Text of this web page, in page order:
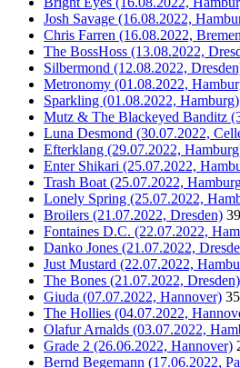
Josh Savage (16.08.2022,
Chris Farren (16.08.2022,
The BossHoss (13.08.2022,
Silbermond (12.08.2022,
Metronomy (01.08.2022,
Sparkling (01.08.2022, Hamburg)
Mutz & The Blackeyed Banditz
Luna Desmond (30.07.2022,
Efterklang (29.07.2022,
Enter Shikari (25.07.2022,
Trash Boat (25.07.2022,
Lonely Spring (25.07.2022,
Broilers (21.07.2022, Dresden) 39
Fontaines D.C. (22.07.2022,
Danko Jones (21.07.2022,
Just Mustard (22.07.2022,
The Bones (21.07.2022, Dresden)
Giuda (07.07.2022, Hannover) 35
The Hollies (04.07.2022,
Olafur Arnalds (03.07.2022,
Grade 2 (26.06.2022, Hannover)
Bernd Begemann (17.06.2022,